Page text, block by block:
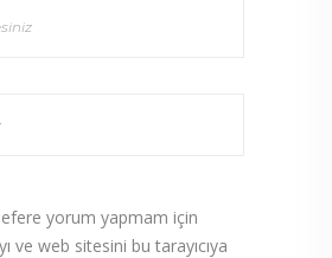
yorum yapmam için
ve web sitesini bu tarayıcıya